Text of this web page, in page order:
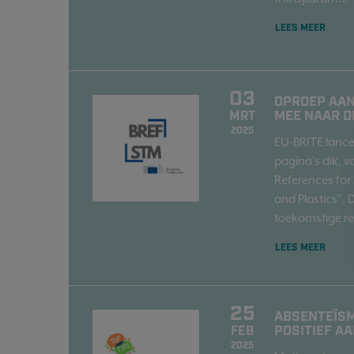
LEES MEER
03
MRT
2025
OPROEP
MEE NAAR
EU-BRITE
pagina's dik,
References
and Plastics".
toekomstige
LEES MEER
25
FEB
2025
POSITIEF